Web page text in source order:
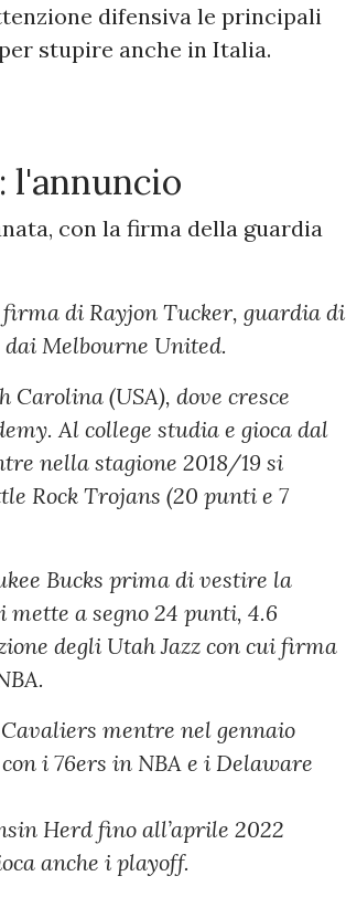
difensiva le principali
stupire anche in Italia.
l'annuncio
con la firma della guardia
di Rayjon Tucker, guardia di
Melbourne United.
Carolina (USA), dove cresce
Al college studia e gioca dal
nella stagione 2018/19 si
Rock Trojans (20 punti e 7
Bucks prima di vestire la
a segno 24 punti, 4.6
degli Utah Jazz con cui firma
mentre nel gennaio
i 76ers in NBA e i Delaware
Herd fino all’aprile 2022
anche i playoff.